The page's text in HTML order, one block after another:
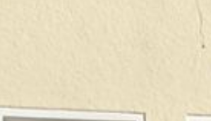
KONTAKT